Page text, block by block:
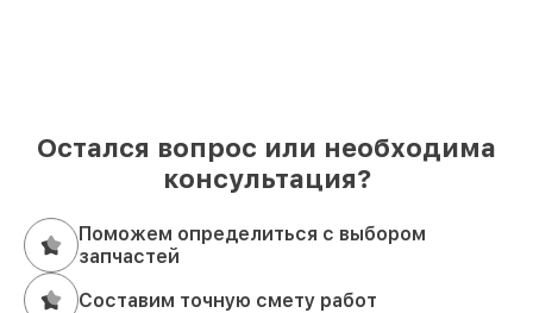
Остался вопрос или необходима
консультация?
Поможем определиться с выбором
запчастей
Составим точную смету работ